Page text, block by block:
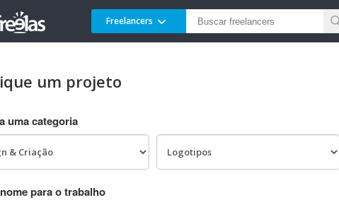
Freelancers
um projeto
uma categoria
para o trabalho